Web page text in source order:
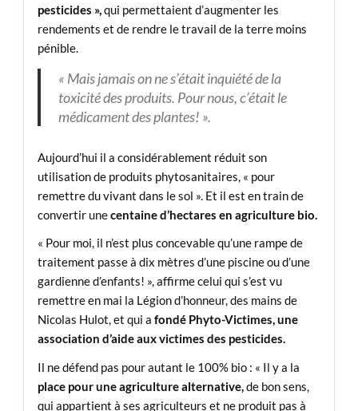
pesticides »,qui permettaient d’augmenter les
rendements et de rendre le travail de la terre moins
pénible.
« Mais jamais on ne s’était inquiété de la
toxicité des produits. Pour nous, c’était le
médicament des plantes! ».
Aujourd’hui il a considérablement réduit son
utilisation de produits phytosanitaires, « pour
remettre du vivant dans le sol ». Et il est en train de
convertir unecentaine d’hectares en agriculture bio.
« Pour moi, il n’est plus concevable qu’une rampe de
traitement passe à dix mètres d’une piscine ou d’une
gardienne d’enfants! », affirme celui qui s’est vu
remettre en mai la Légion d’honneur, des mains de
Nicolas Hulot, et qui a fondé Phyto-Victimes, une
association d’aide aux victimes des pesticides.
Il ne défend pas pour autant le 100% bio : « Il y a la
place pour une agriculture alternative,de bon sens,
qui appartient à ses agriculteurs et ne produit pas à